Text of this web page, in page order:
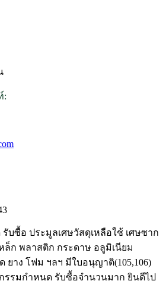
:
บซื้อ ประมูลเศษวัสดุเหลือใช้ เศษซาก
หล็ก พลาสติก กระดาษ อลูมิเนียม
ยาง โฟม ฯลฯ มีใบอนุญาติ(105,106)
รรมกำหนด รับซื้อจำนวนมาก ยินดีไป